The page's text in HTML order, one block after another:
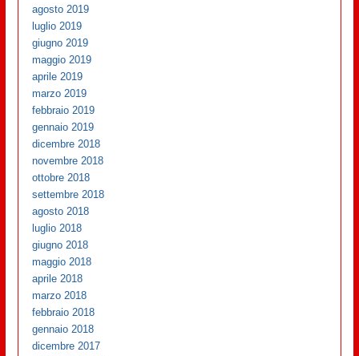
agosto 2019
luglio 2019
giugno 2019
maggio 2019
aprile 2019
marzo 2019
febbraio 2019
gennaio 2019
dicembre 2018
novembre 2018
ottobre 2018
settembre 2018
agosto 2018
luglio 2018
giugno 2018
maggio 2018
aprile 2018
marzo 2018
febbraio 2018
gennaio 2018
dicembre 2017